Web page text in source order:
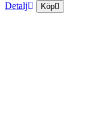
Detalj Köp